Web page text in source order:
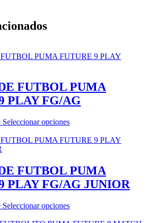
FUTBOL PUMA
PLAY FG/AG
El
actual
es:
Seleccionar opcionesEste
tiene
Las
opciones
se
elegir
en
la
FUTBOL PUMA
PLAY FG/AG JUNIOR
ElSeleccionar opcionesEste